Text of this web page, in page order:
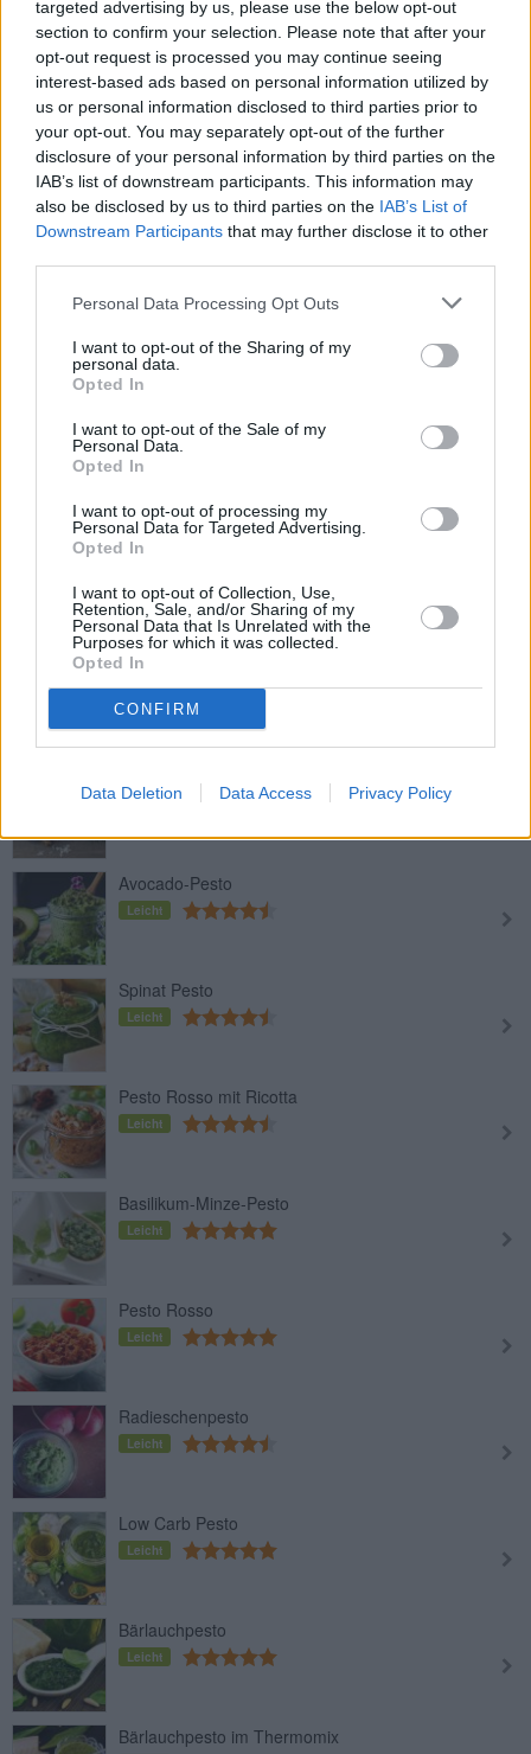
targeted advertising by us, please use the below opt-out
section to confirm your selection. Please note that after your
opt-out request is processed you may continue seeing
interest-based ads based on personal information utilized by
us or personal information disclosed to third parties prior to
your opt-out. You may separately opt-out of the further
disclosure of your personal information by third parties on the
IAB’s list of downstream participants. This information may
also be disclosed by us to third parties on the IAB’s List of
Downstream Participants that may further disclose it to other
Personal Data Processing Opt Outs
I want to opt-out of the Sharing of my
personal data.
Opted In
I want to opt-out of the Sale of my
Personal Data.
Opted In
I want to opt-out of processing my
Personal Data for Targeted Advertising.
Opted In
I want to opt-out of Collection, Use,
Retention, Sale, and/or Sharing of my
Personal Data that Is Unrelated with the
Purposes for which it was collected.
Opted In
CONFIRM
Data Deletion Data Access Privacy Policy
Kürbiskernpesto
Leicht
Pesto mit Rucola
Leicht
Kürbiskern-Pesto
Leicht
Tomaten-Pesto
Mittel
Petersilien-Walnuss-Pesto für Pasta
Leicht
Löwenzahn-Pesto
Mittel
Avocado-Pesto
Leicht
Spinat Pesto
Leicht
Pesto Rosso mit Ricotta
Leicht
Basilikum-Minze-Pesto
Leicht
Pesto Rosso
Leicht
Radieschenpesto
Leicht
Low Carb Pesto
Leicht
Bärlauchpesto
Leicht
Bärlauchpesto im Thermomix